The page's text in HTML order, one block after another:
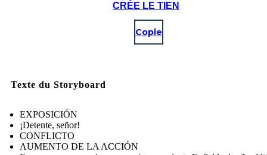
CRÉE LE TIEN
Copie
Texte du Storyboard
EXPOSICIÓN
¡Detente, señor!
CONFLICTO
AUMENTO DE LA ACCIÓN